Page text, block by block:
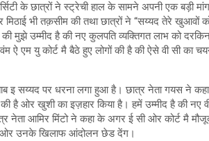
के छात्रों ने स्ट्रेची हाल के सामने अपनी एक बड़ी मांग
भी तक़सीम की तथा छात्रों ने “सय्यद तेरे खुआवों
मुझे उम्मीद है की नए कुलपति व्यक्तिगत लाभ को
ऐ एम यु कोर्ट मै बैठे हुए लोगों की है की ऐसे वी सी का
इ सय्यद पर धरना लगा हुआ है। छात्र नेता गयस ने
है ओर खुशी का इज़हार किया है। हमें उम्मीद है की नए
नेता आमिर मिंटो ने कहा के अगर ई सी ओर कोर्ट मै
ओर उनके खिलाफ आंदोलन छेड देंग।